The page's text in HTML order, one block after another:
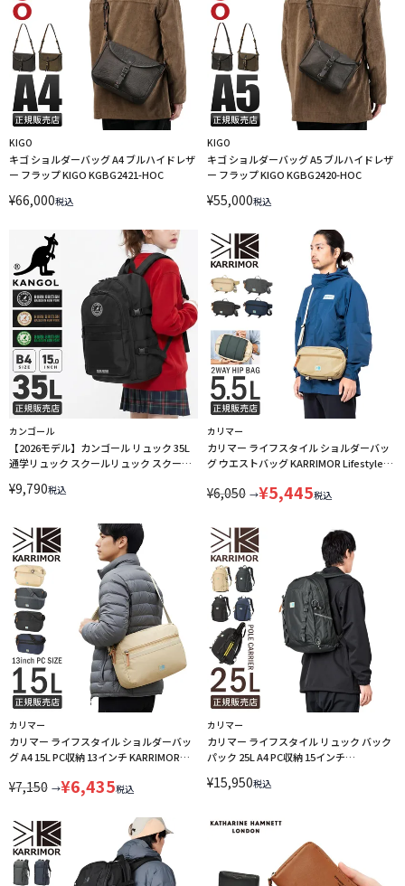
KIGO
キゴ ショルダーバッグ A4 ブルハイドレザ
ー フラップ KIGO KGBG2421-HOC
¥66,000税込
KIGO
キゴ ショルダーバッグ A5 ブルハイドレザ
ー フラップ KIGO KGBG2420-HOC
¥55,000税込
カンゴール
【2026モデル】カンゴール リュック 35L
通学リュック スクールリュック スクール
LINECPN
¥9,790税込
カリマー
カリマー ライフスタイル ショルダーバッ
グ ウエストバッグ KARRIMOR Lifestyle
¥6,050 →¥5,445税込
カリマー
カリマー ライフスタイル ショルダーバッ
グ A4 15L PC収納 13インチ KARRIMOR
¥7,150 →¥6,435税込
カリマー
カリマー ライフスタイル リュック バック
パック 25L A4 PC収納 15インチ
¥15,950税込